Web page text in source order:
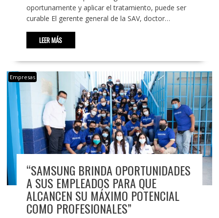
oportunamente y aplicar el tratamiento, puede ser
curable El gerente general de la SAV, doctor…
LEER MÁS
Empresas
“SAMSUNG BRINDA OPORTUNIDADES
A SUS EMPLEADOS PARA QUE
ALCANCEN SU MÁXIMO POTENCIAL
COMO PROFESIONALES”